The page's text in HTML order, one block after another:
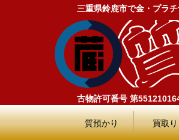
三重県鈴鹿市で金・プラ
古物許可番号 第
質預かり 買取り